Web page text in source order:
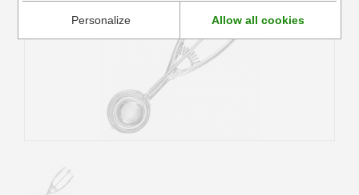
Personalize Allow all cookies